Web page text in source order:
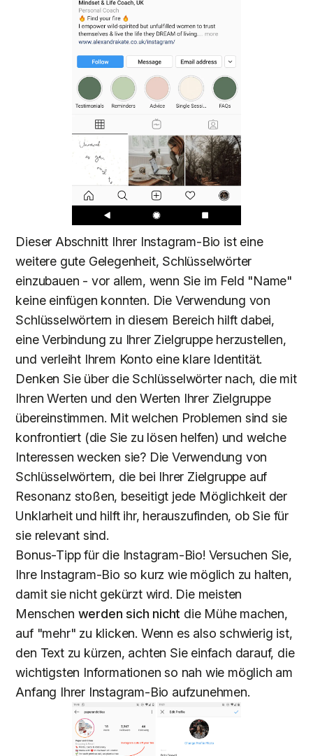
Dieser Abschnitt Ihrer Instagram-Bio ist eine
weitere gute Gelegenheit, Schlüsselwörter
einzubauen - vor allem, wenn Sie im Feld "Name"
keine einfügen konnten. Die Verwendung von
Schlüsselwörtern in diesem Bereich hilft dabei,
eine Verbindung zu Ihrer Zielgruppe herzustellen,
und verleiht Ihrem Konto eine klare Identität.
Denken Sie über die Schlüsselwörter nach, die mit
Ihren Werten und den Werten Ihrer Zielgruppe
übereinstimmen. Mit welchen Problemen sind sie
konfrontiert (die Sie zu lösen helfen) und welche
Interessen wecken sie? Die Verwendung von
Schlüsselwörtern, die bei Ihrer Zielgruppe auf
Resonanz stoßen, beseitigt jede Möglichkeit der
Unklarheit und hilft ihr, herauszufinden, ob Sie für
sie relevant sind.
Bonus-Tipp für die Instagram-Bio! Versuchen Sie,
Ihre Instagram-Bio so kurz wie möglich zu halten,
damit sie nicht gekürzt wird. Die meisten
Menschen werden sich nicht die Mühe machen,
auf "mehr" zu klicken. Wenn es also schwierig ist,
den Text zu kürzen, achten Sie einfach darauf, die
wichtigsten Informationen so nah wie möglich am
Anfang Ihrer Instagram-Bio aufzunehmen.